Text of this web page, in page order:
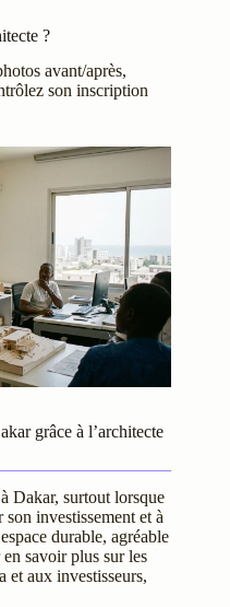
?
avant/après,
son inscription
grâce à l’architecte
Dakar, surtout lorsque
son investissement et à
durable, agréable
savoir plus sur les
et aux investisseurs,